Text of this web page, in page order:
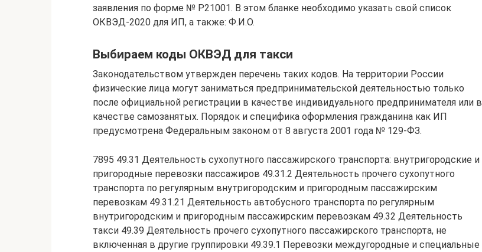
заявления по форме № Р21001. В этом бланке необходимо указать свой список
ОКВЭД-2020 для ИП, а также: Ф.И.О.
Выбираем коды ОКВЭД для такси
Законодательством утвержден перечень таких кодов. На территории России
физические лица могут заниматься предпринимательской деятельностью только
после официальной регистрации в качестве индивидуального предпринимателя или в
качестве самозанятых. Порядок и специфика оформления гражданина как ИП
предусмотрена Федеральным законом от 8 августа 2001 года № 129-ФЗ.
7895 49.31 Деятельность сухопутного пассажирского транспорта: внутригородские и
пригородные перевозки пассажиров 49.31.2 Деятельность прочего сухопутного
транспорта по регулярным внутригородским и пригородным пассажирским
перевозкам 49.31.21 Деятельность автобусного транспорта по регулярным
внутригородским и пригородным пассажирским перевозкам 49.32 Деятельность
такси 49.39 Деятельность прочего сухопутного пассажирского транспорта, не
включенная в другие группировки 49.39.1 Перевозки междугородные и специальные